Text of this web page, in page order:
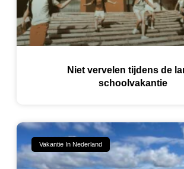
Niet vervelen tijdens de
schoolvakantie
Vakantie In Nederland